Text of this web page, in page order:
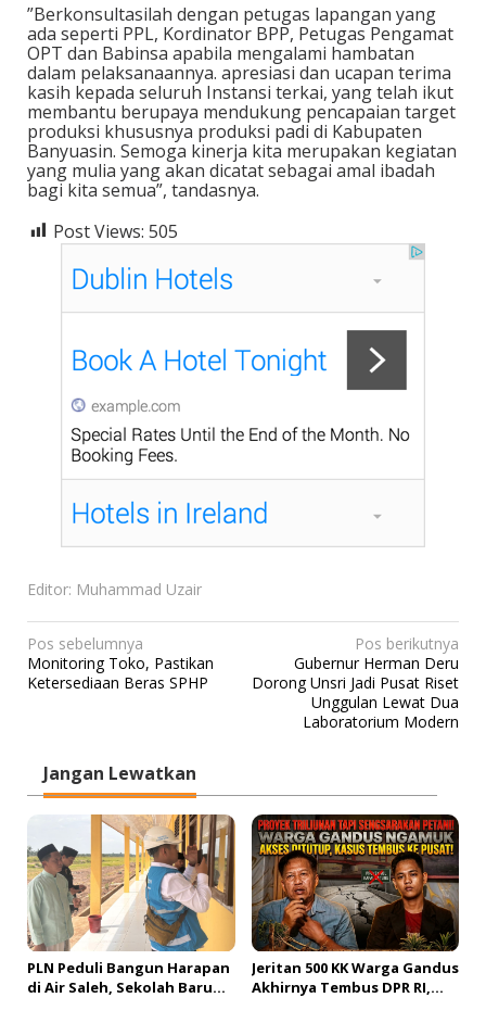
”Berkonsultasilah dengan petugas lapangan yang
ada seperti PPL, Kordinator BPP, Petugas Pengamat
OPT dan Babinsa apabila mengalami hambatan
dalam pelaksanaannya. apresiasi dan ucapan terima
kasih kepada seluruh Instansi terkai, yang telah ikut
membantu berupaya mendukung pencapaian target
produksi khususnya produksi padi di Kabupaten
Banyuasin. Semoga kinerja kita merupakan kegiatan
yang mulia yang akan dicatat sebagai amal ibadah
bagi kita semua”, tandasnya.
Post Views: 505
Editor: Muhammad Uzair
N
a
a
s
i
p
o
s
Pos sebelumnya
Monitoring Toko, Pastikan
Ketersediaan Beras SPHP
Pos berikutnya
Gubernur Herman Deru
Dorong Unsri Jadi Pusat Riset
Unggulan Lewat Dua
Laboratorium Modern
Jangan Lewatkan
PLN Peduli Bangun Harapan
di Air Saleh, Sekolah Baru
Jeritan 500 KK Warga Gandus
Akhirnya Tembus DPR RI,